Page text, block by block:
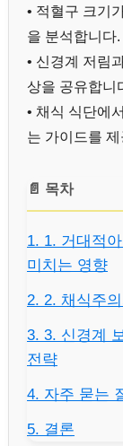
• 적혈구 크기
을 분석합니다.
• 신경계 저림
상을 공유합니
• 채식 식단에
는 가이드를
📄 목차
1. 1. 거대적
미치는 영향
2. 2. 채식주
3. 3. 신경계
전략
4. 자주 묻는
5. 결론